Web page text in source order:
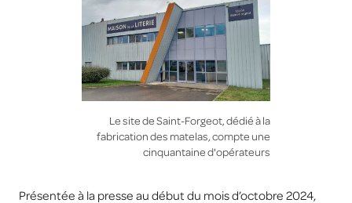
Le site de Saint-Forgeot, dédié à la
fabrication des matelas, compte une
cinquantaine d'opérateurs
Présentée à la presse au début du mois d’octobre 2024,